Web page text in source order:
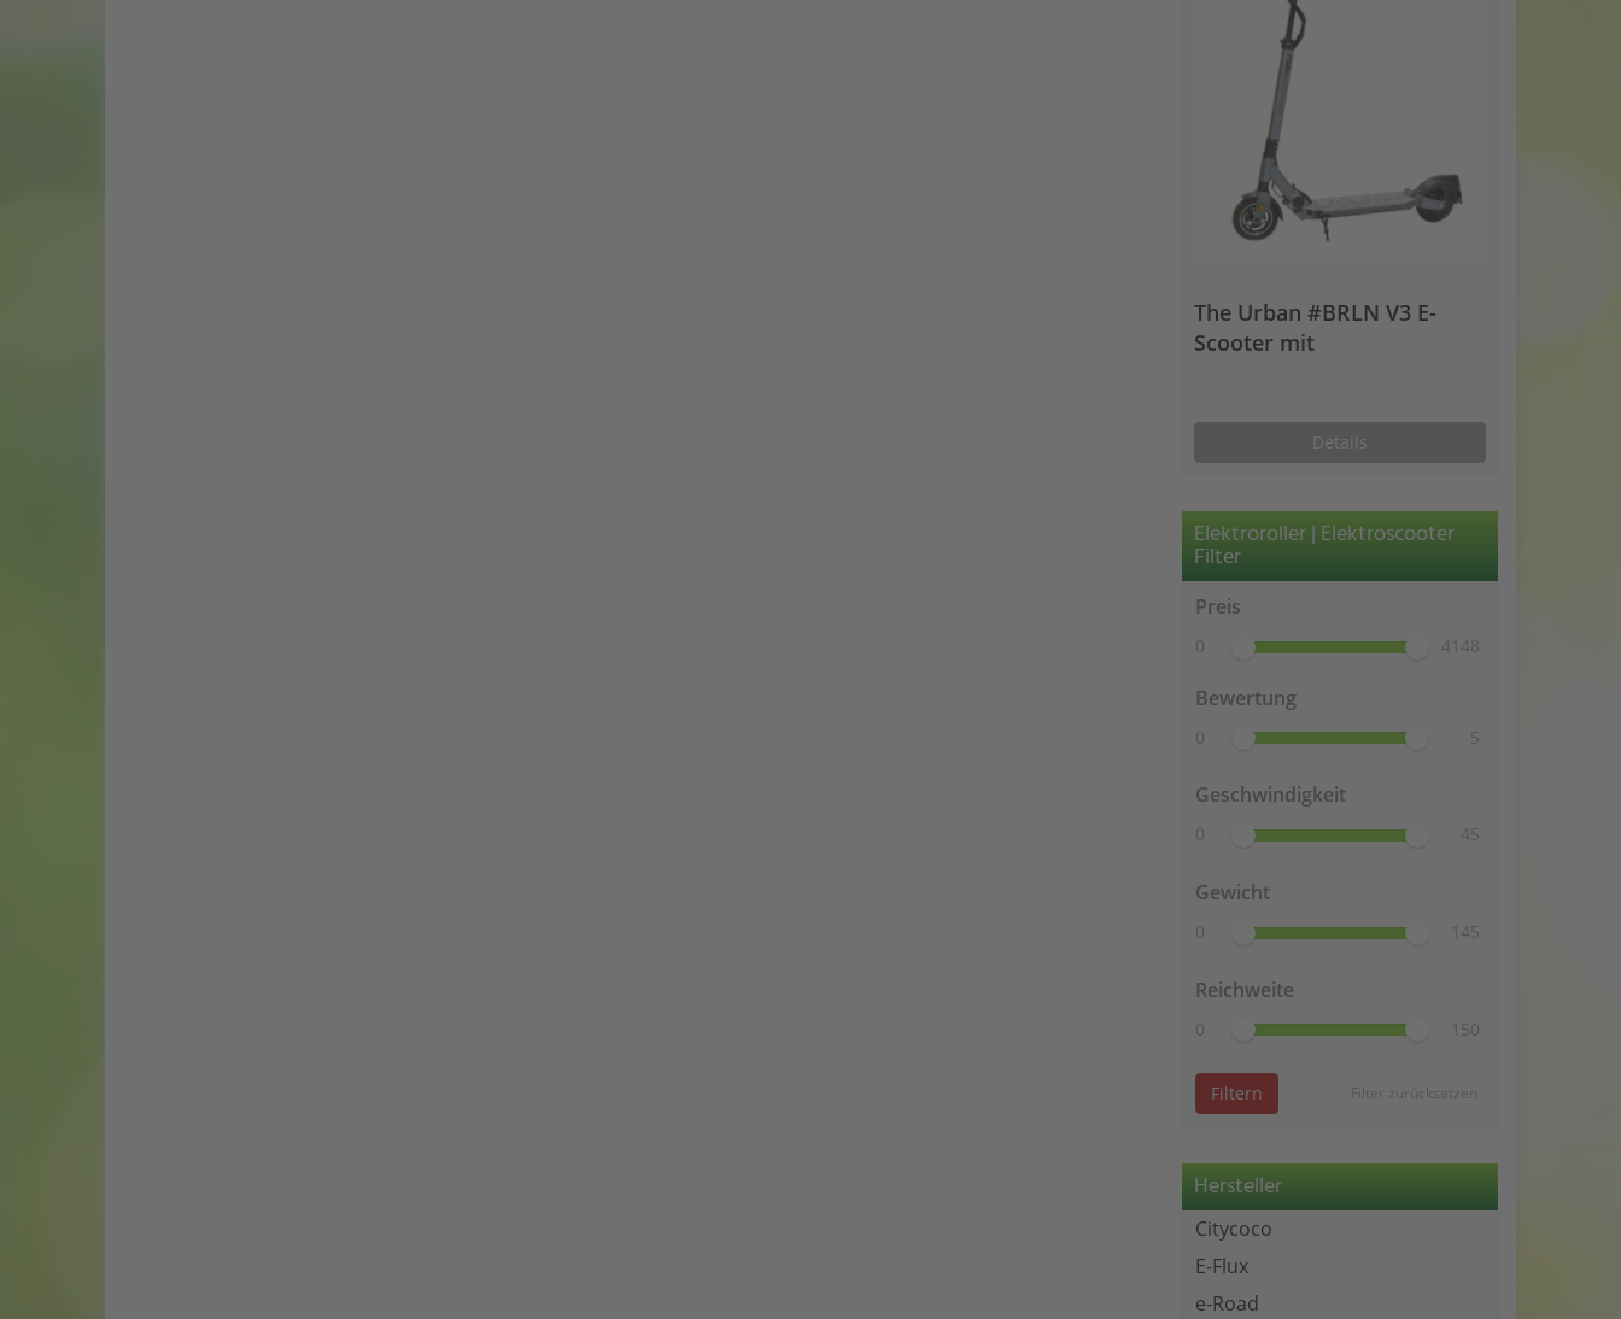
The Urban #BRLN V3 E-
Scooter mit
Details
Elektroroller | Elektroscooter
Filter
Preis
0 4148
Bewertung
0 5
Geschwindigkeit
0 45
Gewicht
0 145
Reichweite
0 150
Filter zurücksetzen
Filtern
Hersteller
Citycoco
E-Flux
e-Road